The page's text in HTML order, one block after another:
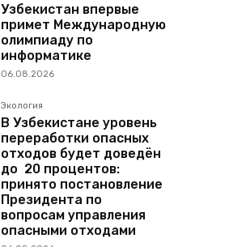
Узбекистан впервые
примет Международную
олимпиаду по
информатике
06.08.2026
Экология
В Узбекистане уровень
переработки опасных
отходов будет доведён
до 20 процентов:
принято постановление
Президента по
вопросам управления
опасными отходами